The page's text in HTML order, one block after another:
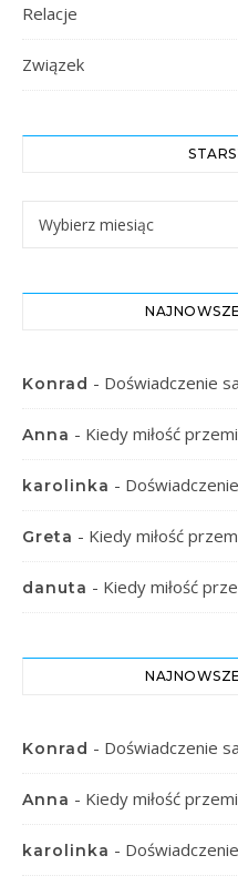
Relacje
Związek
Konrad - Doświadczenie
Anna - Kiedy miłość
karolinka -
Greta - Kiedy miłość
danuta - Kiedy miłość
Konrad - Doświadczenie
Anna - Kiedy miłość
karolinka -